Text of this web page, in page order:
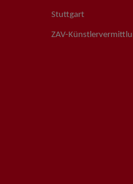
Stuttgart
ZAV-